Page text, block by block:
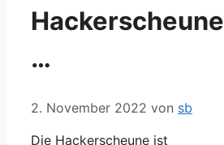
Hackerscheune
…
2. November 2022 von sb
Die Hackerscheune ist